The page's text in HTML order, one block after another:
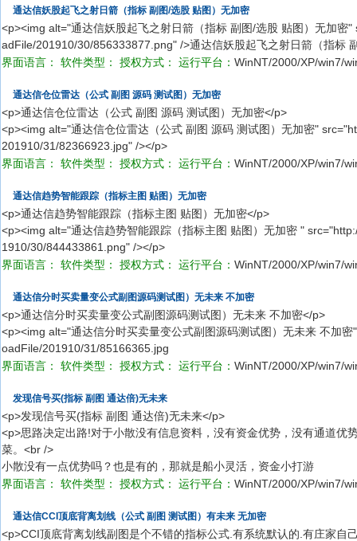
通达信妖股起飞之射日箭（指标 副图/选股 贴图）无加密
<p><img alt="通达信妖股起飞之射日箭（指标 副图/选股 贴图）无加
adFile/201910/30/856333877.png" />通达信妖股起飞之射日箭（指标
界面语言：
软件类型： 授权方式： 运行平台： WinNT/2000/XP/win7/
通达信仓位雷达（公式 副图 源码 测试图）无加密
<p>通达信仓位雷达（公式 副图 源码 测试图）无加密</p>
<p><img alt="通达信仓位雷达（公式 副图 源码 测试图）无加密"
201910/31/82366923.jpg" /></p>
界面语言：
软件类型： 授权方式： 运行平台： WinNT/2000/XP/win7/
通达信趋势智能跟踪（指标主图 贴图）无加密
<p>通达信趋势智能跟踪（指标主图 贴图）无加密</p>
<p><img alt="通达信趋势智能跟踪（指标主图 贴图）无加密 "
1910/30/844433861.png" /></p>
界面语言：
软件类型： 授权方式： 运行平台： WinNT/2000/XP/win7/
通达信分时买卖量变公式副图源码测试图）无未来 不加密
<p>通达信分时买卖量变公式副图源码测试图）无未来 不加密</p>
<p><img alt="通达信分时买卖量变公式副图源码测试图）无未来 不加
oadFile/201910/31/85166365.jpg
界面语言：
软件类型： 授权方式： 运行平台： WinNT/2000/XP/win7/
发现信号买(指标 副图 通达倍)无未来
<p>发现信号买(指标 副图 通达倍)无未来</p>
<p>思路决定出路!对于小散没有信息资料，没有资金优势，没有通道优
菜。<br />
小散没有一点优势吗？也是有的，那就是船小灵活，资金小打游
界面语言：
软件类型： 授权方式： 运行平台： WinNT/2000/XP/win7/
通达信CCI顶底背离划线（公式 副图 测试图）有未来 无加密
<p>CCI顶底背离划线副图是个不错的指标公式.有系统默认的.有庄家自